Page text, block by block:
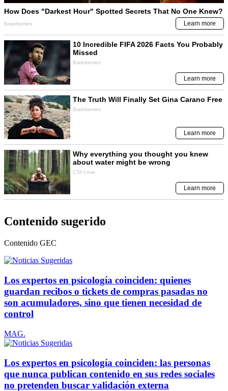
Contenido sugerido
Contenido GEC
Los expertos en psicología coinciden: quienes
guardan recibos o tickets de compras pasadas no
son acumuladores, sino que tienen necesidad de
control
MAG.
Los expertos en psicología coinciden: las personas
que nunca publican contenido en sus redes sociales
no pretenden buscar validación externa